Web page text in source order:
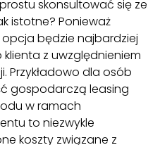
skonsultować się ze
istotne? Ponieważ
będzie najbardziej
z uwzględnieniem
Przykładowo dla osób
gospodarczą leasing
w ramach
to niezwykle
koszty związane z